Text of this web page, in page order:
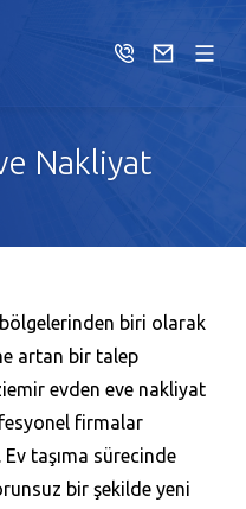
Nakliyat
bölgelerinden biri olarak
artan bir talep
evden eve nakliyat
firmalar
taşıma sürecinde
bir şekilde yeni